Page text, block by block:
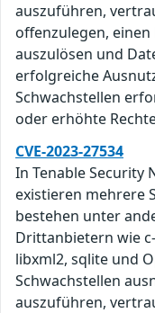
auszuführen,
offenzulegen, einen
auszulösen und
erfolgreiche
Schwachstellen
oder erhöhte
CVE-2023-27534
In Tenable Security
existieren mehrere
bestehen unter
Drittanbietern wie
libxml2, sqlite und
Schwachstellen
auszuführen,